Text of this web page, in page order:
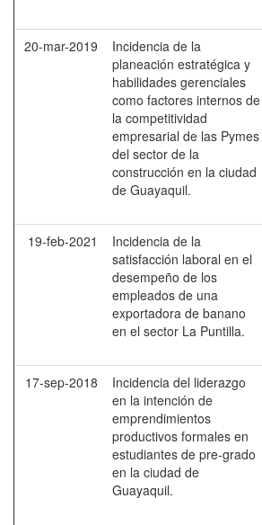
20-mar-2019
Incidencia de la
planeación estratégica y
habilidades gerenciales
como factores internos de
la competitividad
empresarial de las Pymes
del sector de la
construcción en la ciudad
de Guayaquil.
19-feb-2021
Incidencia de la
satisfacción laboral en el
desempeño de los
empleados de una
exportadora de banano
en el sector La Puntilla.
17-sep-2018
Incidencia del liderazgo
en la intención de
emprendimientos
productivos formales en
estudiantes de pre-grado
en la ciudad de
Guayaquil.